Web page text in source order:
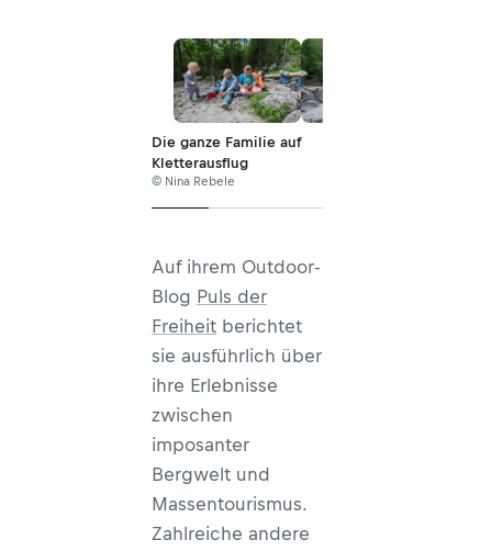
Die ganze Familie auf
Kletterausflug
© Nina Rebele
Auf ihrem Outdoor-
Blog Puls der
Freiheit berichtet
sie ausführlich über
ihre Erlebnisse
zwischen
imposanter
Bergwelt und
Massentourismus.
Zahlreiche andere